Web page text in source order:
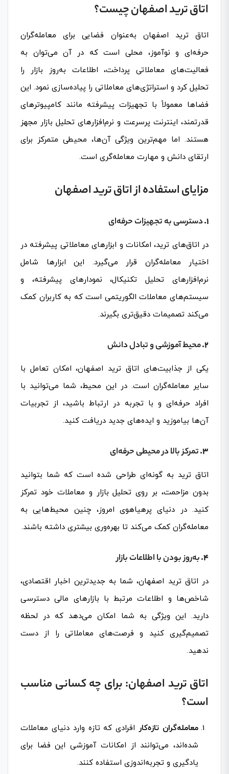
اتاق ترید اصفهان چیست؟
اتاق ترید اصفهان به‌عنوان فضایی برای معامله‌گران
حرفه‌ای و نوآموز، محلی است که در آن می‌توان به
فعالیت‌های معاملاتی پرداخت، اطلاعات به‌روز بازار را
تحلیل کرد و استراتژی‌های معاملاتی را پیاده‌سازی نمود. این
فضاها معمولاً با تجهیزات پیشرفته مانند کامپیوترهای
قدرتمند، اینترنت پرسرعت و نرم‌افزارهای تحلیل بازار مجهز
هستند. اما مهم‌ترین ویژگی آن‌ها، محیطی متمرکز برای
ارتقای دانش و مهارت معامله‌گری است.
مزایای استفاده از اتاق ترید اصفهان
1. دسترسی به تجهیزات حرفه‌ای
در اتاق‌های ترید، امکانات و ابزارهای معاملاتی پیشرفته در
اختیار معامله‌گران قرار می‌گیرد. این ابزارها شامل
نرم‌افزارهای تحلیل تکنیکال، نمودارهای پیشرفته، و
سیستم‌های معاملات الگوریتمی است که به کاربران کمک
می‌کند تصمیمات دقیق‌تری بگیرند.
2. محیط آموزشی و تبادل دانش
یکی از جذابیت‌های اتاق ترید اصفهان، امکان تعامل با
سایر معامله‌گران است. در این محیط، شما می‌توانید با
افراد حرفه‌ای و با تجربه در ارتباط باشید، از تجربیات
آن‌ها بیاموزید و ایده‌های جدید دریافت کنید.
3. تمرکز بالا در محیطی حرفه‌ای
اتاق ترید به گونه‌ای طراحی شده است که شما بتوانید
بدون مزاحمت، بر روی تحلیل بازار و معاملات خود تمرکز
کنید. در دنیای پرهیاهوی امروز، چنین محیط‌هایی به
معامله‌گران کمک می‌کند تا بهره‌وری بیشتری داشته باشند.
4. به‌روز بودن با اطلاعات بازار
در اتاق ترید اصفهان، شما به جدیدترین اخبار اقتصادی،
شاخص‌ها و اطلاعات مرتبط با بازارهای مالی دسترسی
دارید. این ویژگی به شما امکان می‌دهد که در لحظه
تصمیم‌گیری کنید و فرصت‌های معاملاتی را از دست
ندهید.
اتاق ترید اصفهان: برای چه کسانی مناسب
است؟
معامله‌گران تازه‌کار افرادی که تازه وارد دنیای معاملات
شده‌اند، می‌توانند از امکانات آموزشی این فضا برای
یادگیری و تجربه‌اندوزی استفاده کنند.